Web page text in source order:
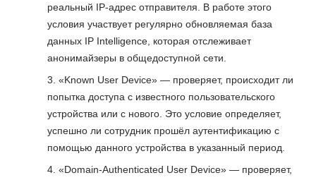
реальный IP-адрес отправителя. В работе этого
условия участвует регулярно обновляемая база
данных IP Intelligence, которая отслеживает
анонимайзеры в общедоступной сети.
«Known User Device» — проверяет, происходит ли
попытка доступа с известного пользовательского
устройства или с нового. Это условие определяет,
успешно ли сотрудник прошёл аутентификацию с
помощью данного устройства в указанный период.
«Domain-Authenticated User Device» — проверяет,